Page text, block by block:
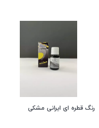
رنگ قطره ای ایرانی مشکی